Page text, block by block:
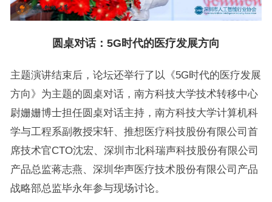
圆桌对话：5G时代的医疗发展方向
主题演讲结束后，论坛还举行了以《5G时代的医疗发展
方向》为主题的圆桌对话，南方科技大学技术转移中心
尉姗姗博士担任圆桌对话主持，南方科技大学计算机科
学与工程系副教授宋轩、推想医疗科技股份有限公司首
席技术官CTO沈宏、深圳市北科瑞声科技股份有限公司
产品总监蒋志燕、深圳华声医疗技术股份有限公司产品
战略部总监毕永年参与现场讨论。